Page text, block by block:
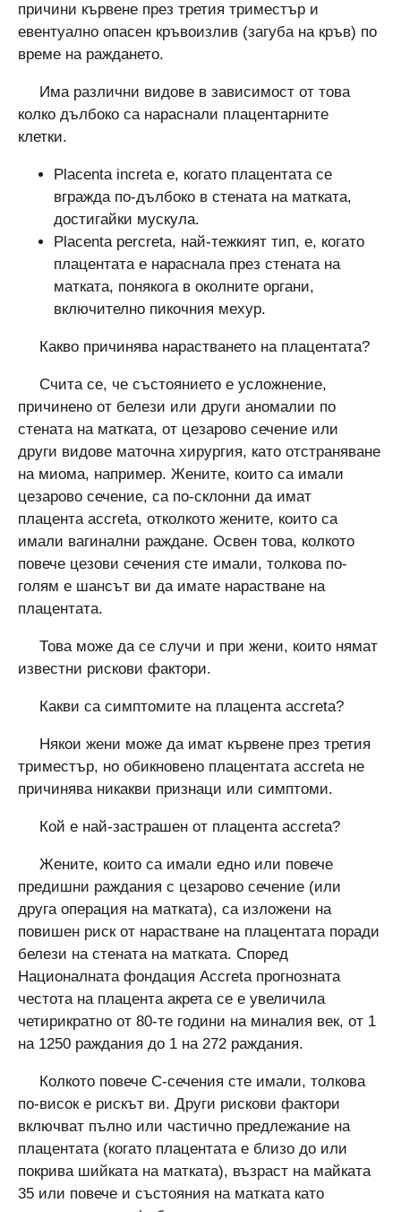
причини кървене през третия триместър и
евентуално опасен кръвоизлив (загуба на кръв) по
време на раждането.
Има различни видове в зависимост от това
колко дълбоко са нараснали плацентарните
клетки.
Placenta increta е, когато плацентата се
вгражда по-дълбоко в стената на матката,
достигайки мускула.
Placenta percreta, най-тежкият тип, е, когато
плацентата е нараснала през стената на
матката, понякога в околните органи,
включително пикочния мехур.
Какво причинява нарастването на плацентата?
Счита се, че състоянието е усложнение,
причинено от белези или други аномалии по
стената на матката, от цезарово сечение или
други видове маточна хирургия, като отстраняване
на миома, например. Жените, които са имали
цезарово сечение, са по-склонни да имат
плацента accreta, отколкото жените, които са
имали вагинални раждане. Освен това, колкото
повече цезови сечения сте имали, толкова по-
голям е шансът ви да имате нарастване на
плацентата.
Това може да се случи и при жени, които нямат
известни рискови фактори.
Какви са симптомите на плацента accreta?
Някои жени може да имат кървене през третия
триместър, но обикновено плацентата accreta не
причинява никакви признаци или симптоми.
Кой е най-застрашен от плацента accreta?
Жените, които са имали едно или повече
предишни раждания с цезарово сечение (или
друга операция на матката), са изложени на
повишен риск от нарастване на плацентата поради
белези на стената на матката. Според
Националната фондация Accreta прогнозната
честота на плацента акрета се е увеличила
четирикратно от 80-те години на миналия век, от 1
на 1250 раждания до 1 на 272 раждания.
Колкото повече C-сечения сте имали, толкова
по-висок е рискът ви. Други рискови фактори
включват пълно или частично предлежание на
плацентата (когато плацентата е близо до или
покрива шийката на матката), възраст на майката
35 или повече и състояния на матката като